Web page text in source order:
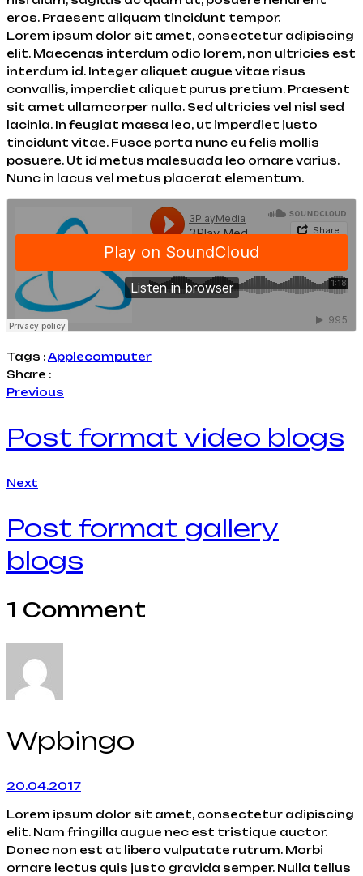
eros. Praesent aliquam tincidunt tempor.
Lorem ipsum dolor sit amet, consectetur adipiscing
elit. Maecenas interdum odio lorem, non ultricies est
interdum id. Integer aliquet augue vitae risus
convallis, imperdiet aliquet purus pretium. Praesent
sit amet ullamcorper nulla. Sed ultricies vel nisl sed
lacinia. In feugiat massa leo, ut imperdiet justo
tincidunt vitae. Fusce porta nunc eu felis mollis
posuere. Ut id metus malesuada leo ornare varius.
Nunc in lacus vel metus placerat elementum.
Tags :Applecomputer
Share :
Previous
Post format video blogs
Next
Post format gallery
blogs
1 Comment
Wpbingo
20.04.2017
Lorem ipsum dolor sit amet, consectetur adipiscing
elit. Nam fringilla augue nec est tristique auctor.
Donec non est at libero vulputate rutrum. Morbi
ornare lectus quis justo gravida semper. Nulla tellus